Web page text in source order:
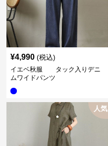
¥4,990 (税込)
イエベ秋服 タック入りデニ
ムワイドパンツ
人気